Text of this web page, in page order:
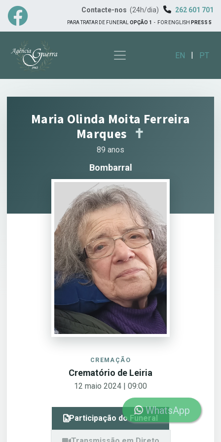
Contacte-nos (24h/dia) 262 601 701
PARA TRATAR DE FUNERAL OPÇÃO 1 - FOR ENGLISH PRESS 5
EN | PT
Maria Olinda Moita Ferreira
Marques ✝︎
89 anos
Bombarral
CREMAÇÃO
Crematório de Leiria
12 maio 2024 | 09:00
Participação do Funeral
WhatsApp